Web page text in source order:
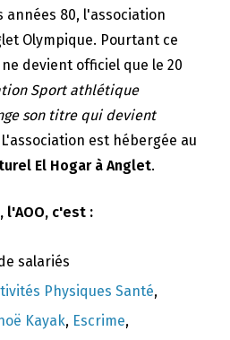
années 80, l'association
Olympique. Pourtant ce
devient officiel que le 20
Sport athlétique
son titre qui devient
est hébergée au
El Hogar à Anglet.
l'AOO, c'est :
salariés
Physiques Santé,
Kayak, Escrime,